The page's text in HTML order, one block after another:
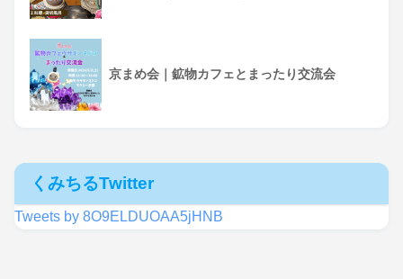
京まめ会｜鉱物カフェとまったり交流会
くみちるTwitter
Tweets by 8O9ELDUOAA5jHNB